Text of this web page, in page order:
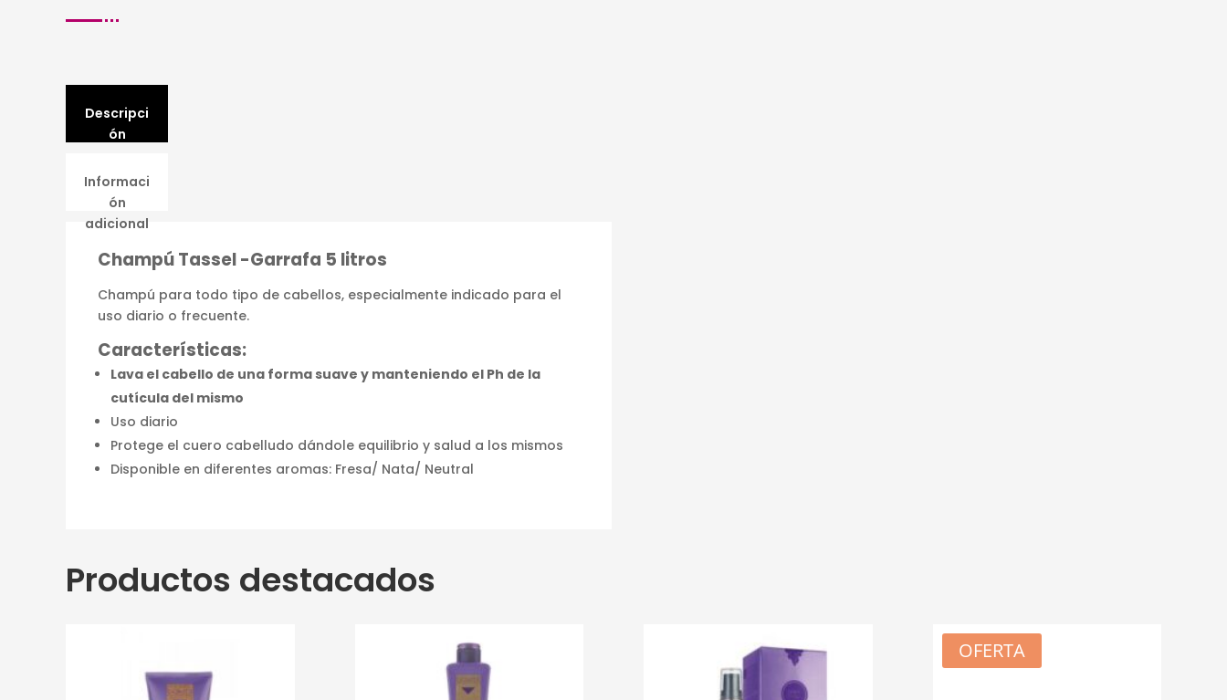
Descripci
ón
Informaci
ón
adicional
Champú Tassel -Garrafa 5 litros
Champú para todo tipo de cabellos, especialmente indicado para el
uso diario o frecuente.
Características:
Lava el cabello de una forma suave y manteniendo el Ph de la
cutícula del mismo
Uso diario
Protege el cuero cabelludo dándole equilibrio y salud a los mismos
Disponible en diferentes aromas: Fresa/ Nata/ Neutral
Productos destacados
OFERTA